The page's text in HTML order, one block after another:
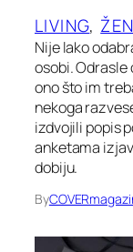
LIVING,
Nije lako
osobi. Odrasle
ono što im
nekoga
izdvojili popis
anketama
dobiju.
By